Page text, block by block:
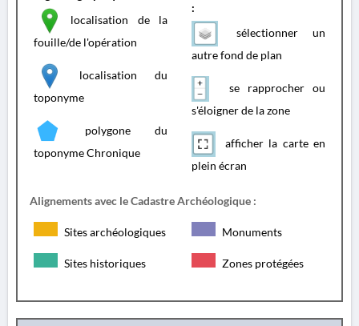
localisation de la
fouille/de l'opération
localisation du
toponyme
polygone du
toponyme Chronique
:
sélectionner un
autre fond de plan
se rapprocher ou
s'éloigner de la zone
afficher la carte en
plein écran
Alignements avec le Cadastre Archéologique :
Sites archéologiques Monuments
Sites historiques Zones protégées